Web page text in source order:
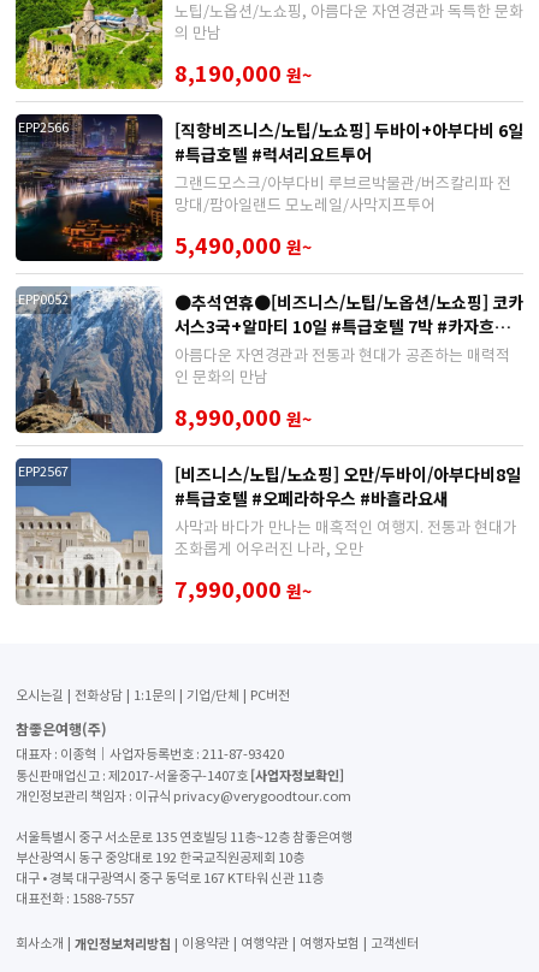
노팁/노옵션/노쇼핑, 아름다운 자연경관과 독특한 문화
의 만남
8,190,000 원~
EPP2566
[직항비즈니스/노팁/노쇼핑] 두바이+아부다비 6일
#특급호텔 #럭셔리요트투어
그랜드모스크/아부다비 루브르박물관/버즈칼리파 전
망대/팜아일랜드 모노레일/사막지프투어
5,490,000 원~
EPP0052
●추석연휴●[비즈니스/노팁/노옵션/노쇼핑] 코카
서스3국+알마티 10일 #특급호텔 7박 #카자흐스
탄
아름다운 자연경관과 전통과 현대가 공존하는 매력적
인 문화의 만남
8,990,000 원~
EPP2567
[비즈니스/노팁/노쇼핑] 오만/두바이/아부다비8일
#특급호텔 #오페라하우스 #바흘라요새
사막과 바다가 만나는 매혹적인 여행지. 전통과 현대가
조화롭게 어우러진 나라, 오만
7,990,000 원~
오시는길 전화상담 1:1문의 기업/단체 PC버전
참좋은여행(주)
대표자 : 이종혁│사업자등록번호 : 211-87-93420
통신판매업신고 : 제2017-서울중구-1407호 [사업자정보확인]
개인정보관리 책임자 : 이규식 privacy@verygoodtour.com
서울특별시 중구 서소문로 135 연호빌딩 11층~12층 참좋은여행
부산광역시 동구 중앙대로 192 한국교직원공제회 10층
대구 • 경북 대구광역시 중구 동덕로 167 KT타워 신관 11층
대표전화 : 1588-7557
회사소개 개인정보처리방침 이용약관 여행약관 여행자보험 고객센터